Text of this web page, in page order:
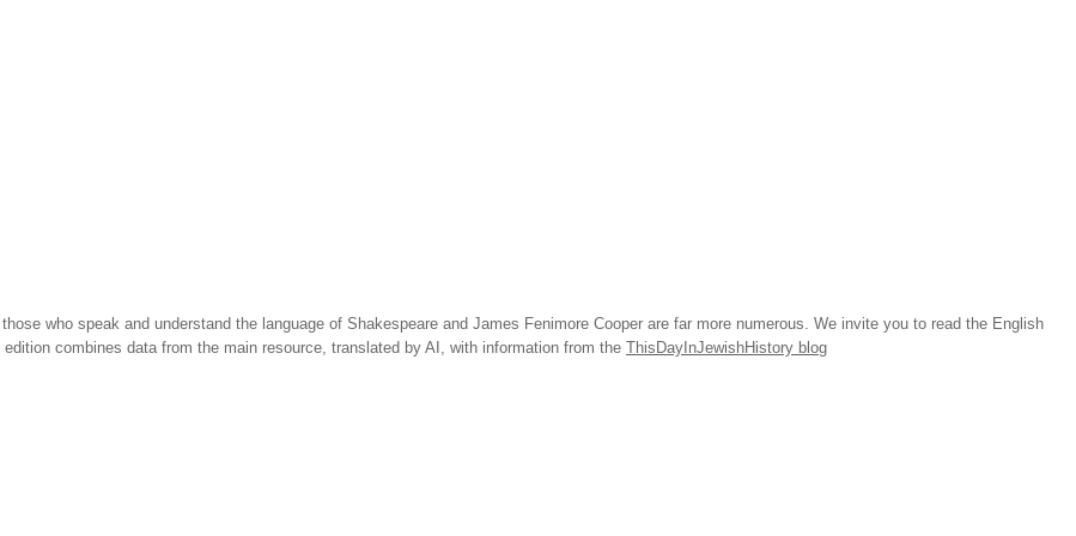
who speak and understand the language of Shakespeare and James Fenimore Cooper are far more numerous. We invite you to read the English
combines data from the main resource, translated by AI, with information from the ThisDayInJewishHistory blog